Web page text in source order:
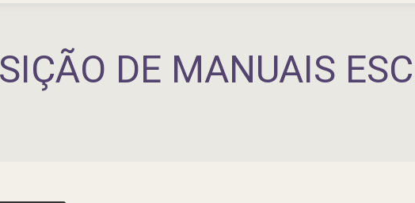
DE MANUAIS